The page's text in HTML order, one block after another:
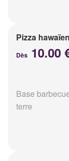
Pizza
Dès 10.00
Base
terre